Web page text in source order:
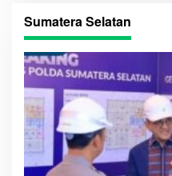
Sumatera Selatan